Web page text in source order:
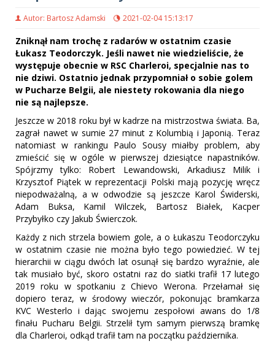
Autor: Bartosz Adamski 2021-02-04 15:13:17
Zniknął nam trochę z radarów w ostatnim czasie
Łukasz Teodorczyk. Jeśli nawet nie wiedzieliście, że
występuje obecnie w RSC Charleroi, specjalnie nas to
nie dziwi. Ostatnio jednak przypomniał o sobie golem
w Pucharze Belgii, ale niestety rokowania dla niego
nie są najlepsze.
Jeszcze w 2018 roku był w kadrze na mistrzostwa świata. Ba,
zagrał nawet w sumie 27 minut z Kolumbią i Japonią. Teraz
natomiast w rankingu Paulo Sousy miałby problem, aby
zmieścić się w ogóle w pierwszej dziesiątce napastników.
Spójrzmy tylko: Robert Lewandowski, Arkadiusz Milik i
Krzysztof Piątek w reprezentacji Polski mają pozycję wręcz
niepodważalną, a w odwodzie są jeszcze Karol Świderski,
Adam Buksa, Kamil Wilczek, Bartosz Białek, Kacper
Przybyłko czy Jakub Świerczok.
Każdy z nich strzela bowiem gole, a o Łukaszu Teodorczyku
w ostatnim czasie nie można było tego powiedzieć. W tej
hierarchii w ciągu dwóch lat osunął się bardzo wyraźnie, ale
tak musiało być, skoro ostatni raz do siatki trafił 17 lutego
2019 roku w spotkaniu z Chievo Werona. Przełamał się
dopiero teraz, w środowy wieczór, pokonując bramkarza
KVC Westerlo i dając swojemu zespołowi awans do 1/8
finału Pucharu Belgii. Strzelił tym samym pierwszą bramkę
dla Charleroi, odkąd trafił tam na początku października.